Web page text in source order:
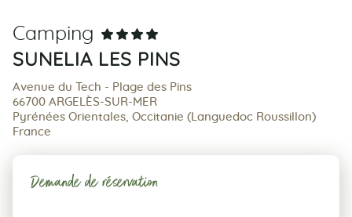
Camping
SUNELIA LES PINS
Avenue du Tech - Plage des Pins
66700 ARGELÈS-SUR-MER
Pyrénées Orientales, Occitanie (Languedoc Roussillon)
France
Demande de réservation